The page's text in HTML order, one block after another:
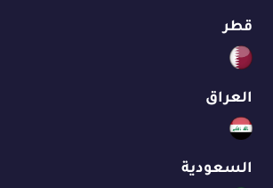
قطر
العراق
السعودية